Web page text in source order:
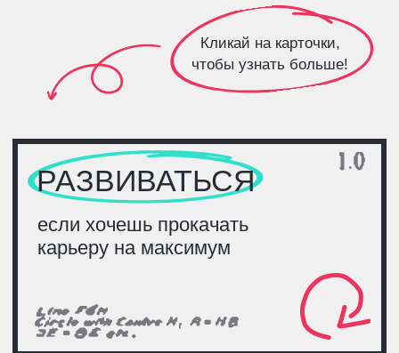
Заполникороткую формуи жди
письмо-подтверждение с твоим
Зарегистрируйся
на этом сайте
Вместе с билетом придёт
индивидуальная ссылка. Проси
кто придёт на TechnoCareer,
засчитается приглашённым**
Пригласи друзей
по уникальной ссылке
2